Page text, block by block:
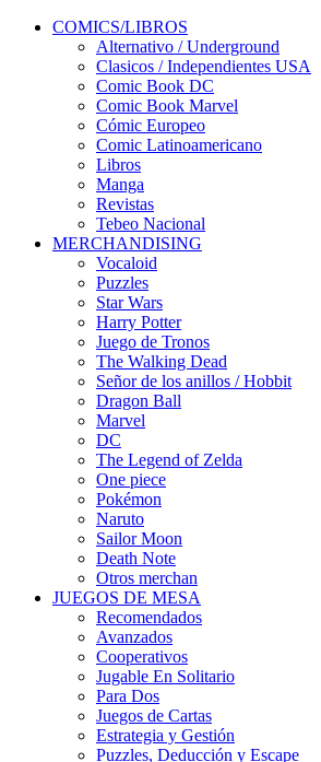
COMICS/LIBROS
Alternativo / Underground
Clasicos / Independientes USA
Comic Book DC
Comic Book Marvel
Cómic Europeo
Comic Latinoamericano
Libros
Manga
Revistas
Tebeo Nacional
MERCHANDISING
Vocaloid
Puzzles
Star Wars
Harry Potter
Juego de Tronos
The Walking Dead
Señor de los anillos / Hobbit
Dragon Ball
Marvel
DC
The Legend of Zelda
One piece
Pokémon
Naruto
Sailor Moon
Death Note
Otros merchan
JUEGOS DE MESA
Recomendados
Avanzados
Cooperativos
Jugable En Solitario
Para Dos
Juegos de Cartas
Estrategia y Gestión
Puzzles, Deducción y Escape